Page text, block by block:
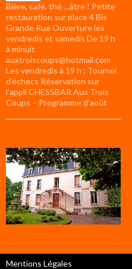
Bière, café, thé …âtre ! Petite
restauration sur place 4 Bis
Grande Rue Ouverture les
vendredis et samedis De 19 h
à minuit
auxtroiscoups@hotmail.com
Les vendredis à 19 h : Tournoi
d’échecs Réservation sur
l’appli CHESSBAR Aux Trois
Coups – Programme d’août
Mentions Légales